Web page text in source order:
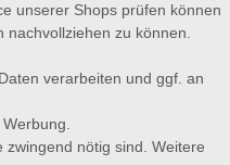
unserer Shops prüfen können
zu können.
verarbeiten und ggf. an
nötig sind. Weitere